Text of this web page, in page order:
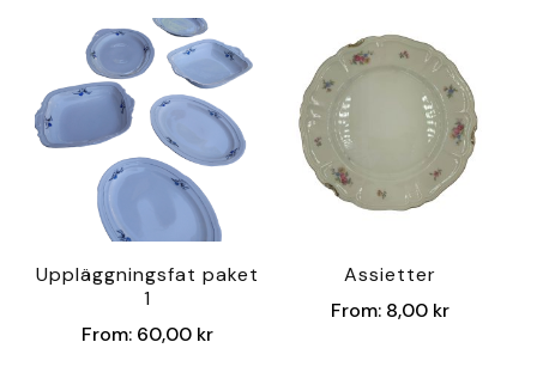
Uppläggningsfat paket
1
From: 60,00 kr
Assietter
From: 8,00 kr